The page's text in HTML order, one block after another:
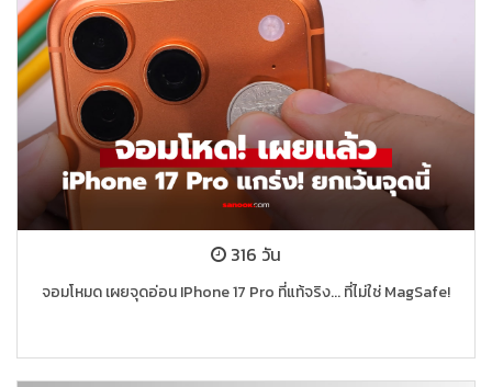
316 วัน
จอมโหมด เผยจุดอ่อน IPhone 17 Pro ที่แท้จริง... ที่ไม่ใช่ MagSafe!